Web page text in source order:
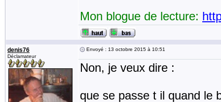
Mon blogue de lecture:
denis76
Déclamateur
Envoyé : 13 octobre 2015 à 10:51
Non, je veux dire :
que se passe t il quand le